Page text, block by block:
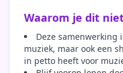
Waarom je dit
Deze samenwerking
muziek, maar ook een
in petto heeft voor